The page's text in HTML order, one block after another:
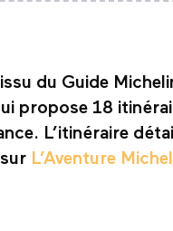
du Guide
propose 18
L’itinéraire
L’Aventure